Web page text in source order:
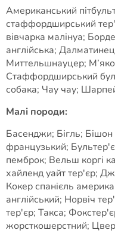
Американський
стаффордширський
вівчарка малінуа;
англійська;
Миттельшнауцер;
Стаффордширський
собака; Чау чау;
Малі породи:
Басенджи; Бігль;
французький;
пемброк; Вельш коргі
хайленд уайт тер'єр;
Кокер спанієль
англійський; Норвіч
тер'єр; Такса;
жорсткошерстний;